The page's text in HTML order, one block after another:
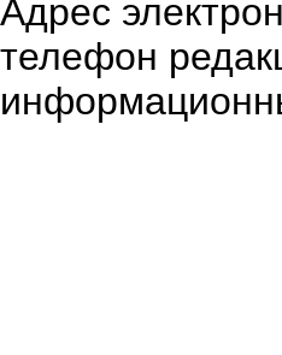
Адрес
телефон